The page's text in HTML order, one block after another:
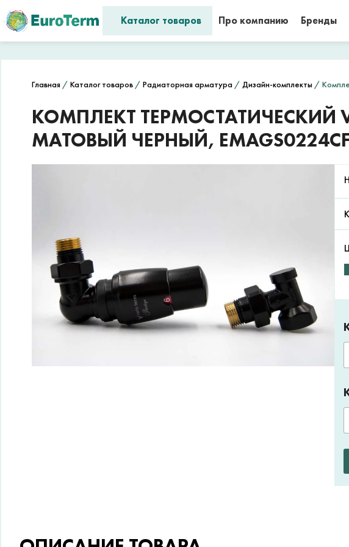
Каталог товаров Про компанию Бренды
Главная / Каталог товаров / Радиаторная арматура / Дизайн-комплекты /
КОМПЛЕКТ ТЕРМОСТАТИЧЕСКИЙ
МАТОВЫЙ ЧЕРНЫЙ,